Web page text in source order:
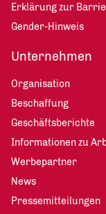
Erklärung zur
Gender-Hinweis
Unternehmen
Organisation
Beschaffung
Geschäftsberichte
Informationen zu
Werbepartner
News
Pressemitteilungen